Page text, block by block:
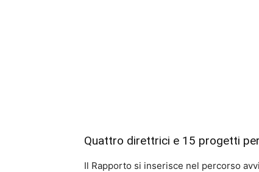
Quattro direttrici e 15 progetti
Il Rapporto si inserisce nel percorso